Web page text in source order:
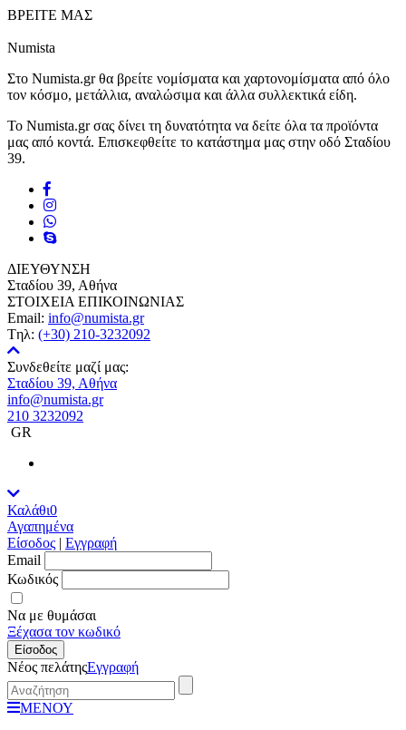
ΒΡΕΙΤΕ ΜΑΣ
Numista
Στο Numista.gr θα βρείτε νομίσματα και χαρτονομίσματα από όλο
τον κόσμο, μετάλλια, αναλώσιμα και άλλα συλλεκτικά είδη.
Το Numista.gr σας δίνει τη δυνατότητα να δείτε όλα τα προϊόντα
μας από κοντά. Επισκεφθείτε το κατάστημα μας στην οδό Σταδίου
39.
ΔΙΕΥΘΥΝΣΗ
Σταδίου 39, Αθήνα
ΣΤΟΙΧΕΙΑ ΕΠΙΚΟΙΝΩΝΙΑΣ
Email: info@numista.gr
Tηλ: (+30) 210-3232092
Συνδεθείτε μαζί μας:
Σταδίου 39, Αθήνα
info@numista.gr
210 3232092
GR
Καλάθι0
Αγαπημένα
Είσοδος | Εγγραφή
Εmail
Κωδικός
Να με θυμάσαι
Ξέχασα τον κωδικό
Είσοδος
Νέος πελάτηςΕγγραφή
ΜΕΝΟΥ